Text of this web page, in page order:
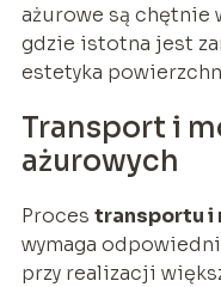
ażurowe są chętnie
gdzie istotna jest
estetyka
Transport i
ażurowych
Proces transportu i
wymaga
przy realizacji